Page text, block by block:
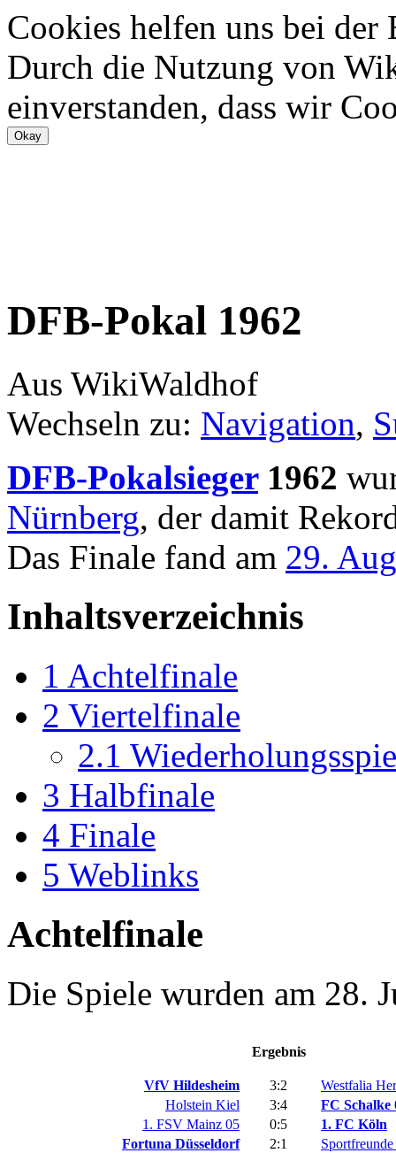
Cookies helfen uns bei
Durch die Nutzung von
einverstanden, dass wir
DFB-Pokal 1962
Aus WikiWaldhof
Wechseln zu: Navigation,
DFB-Pokalsieger1962
Nürnberg, der damit
Das Finale fand am 29.
Inhaltsverzeichnis
1 Achtelfinale
2 Viertelfinale
2.1
3 Halbfinale
4 Finale
5 Weblinks
Achtelfinale
Die Spiele wurden am 28.
Ergebnis
VfV Hildesheim 3:2
Westfalia
Holstein Kiel
3:4
FC Schalke
1. FSV Mainz 05
0:5
1. FC Köln
Fortuna Düsseldorf
2:1